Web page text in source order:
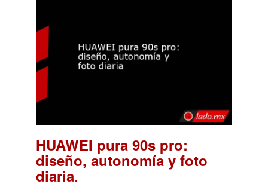
HUAWEI pura 90s pro:
diseño, autonomía y foto
diaria.